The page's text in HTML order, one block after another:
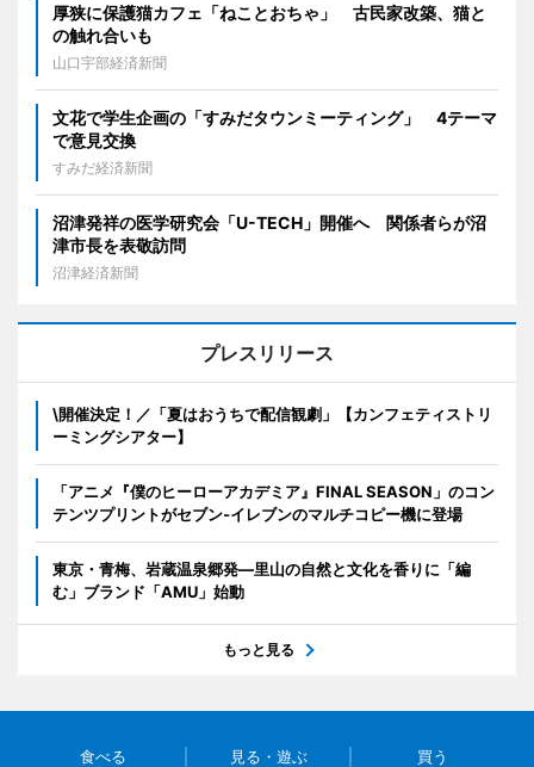
厚狭に保護猫カフェ「ねことおちゃ」 古民家改築、猫と
の触れ合いも
山口宇部経済新聞
文花で学生企画の「すみだタウンミーティング」 4テーマ
で意見交換
すみだ経済新聞
沼津発祥の医学研究会「U-TECH」開催へ 関係者らが沼
津市長を表敬訪問
沼津経済新聞
プレスリリース
\開催決定！／「夏はおうちで配信観劇」【カンフェティストリ
ーミングシアター】
「アニメ『僕のヒーローアカデミア』FINAL SEASON」のコン
テンツプリントがセブン‐イレブンのマルチコピー機に登場
東京・青梅、岩蔵温泉郷発―里山の自然と文化を香りに「編
む」ブランド「AMU」始動
もっと見る
食べる 見る・遊ぶ 買う